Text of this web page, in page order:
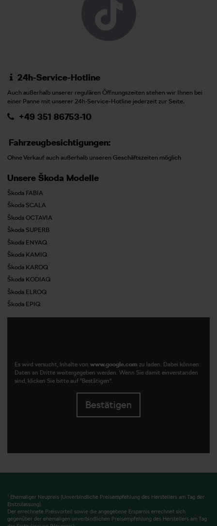
24h-Service-Hotline
Auch außerhalb unserer regulären Öffnungszeiten stehen wir Ihnen bei
einer Panne mit unserer 24h-Service-Hotline jederzeit zur Seite.
+49 351 86753-10
Fahrzeugbesichtigungen:
Ohne Verkauf auch außerhalb unseren Geschäftszeiten möglich
Unsere Škoda Modelle
Škoda FABIA
Škoda SCALA
Škoda OCTAVIA
Škoda SUPERB
Škoda ENYAQ
Škoda KAMIQ
Škoda KAROQ
Škoda KODIAQ
Škoda ELROQ
Škoda EPIQ
Es wird versucht, Inhalte von www.google.com zu laden. Dabei können
Daten an Dritte weitergegeben werden. Wenn Sie damit einverstanden
sind, klicken Sie bitte auf "Bestätigen".
Bestätigen
1 Ehemaliger Neupreis (Unverbindliche Preisempfehlung des Herstellers am Tag der
Erstzulassung).
Der errechnete Preisvorteil sowie die angegebene Ersparnis errechnet sich
gegenüber der ehemaligen unverbindlichen Preisempfehlung des Herstellers am Tag